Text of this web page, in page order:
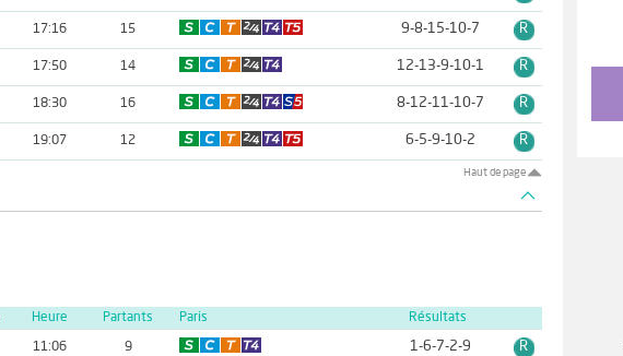
17:16 15 9-8-15-10-7 R
17:50 14 12-13-9-10-1 R
18:30 16 8-12-11-10-7 R
19:07 12 6-5-9-10-2 R
Haut de page
Heure Partants Paris Résultats
11:06 9 1-6-7-2-9 R